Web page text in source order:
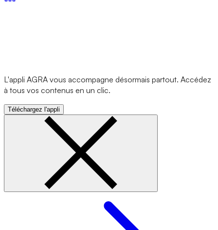
L'appli AGRA vous accompagne désormais partout. Accédez
à tous vos contenus en un clic.
Téléchargez l'appli